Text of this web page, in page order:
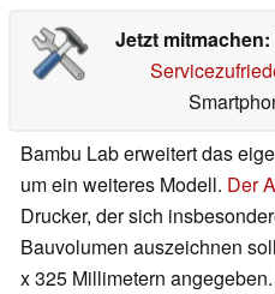
Jetzt mitmachen:
Bambu Lab erweitert das
um ein weiteres Modell. Der
Drucker, der sich
Bauvolumen auszeichnen
x 325 Millimetern